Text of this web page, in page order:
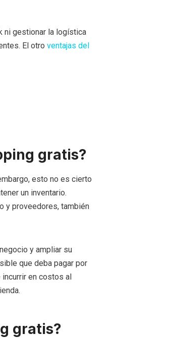
ni gestionar la logística
El otro ventajas del
gratis?
esto no es cierto
un inventario.
y proveedores, también
y ampliar su
que deba pagar por
en costos al
gratis?